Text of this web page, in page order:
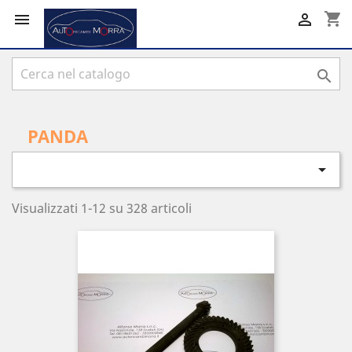
 shopping_cart


PANDA

Visualizzati 1-12 su 328 articoli